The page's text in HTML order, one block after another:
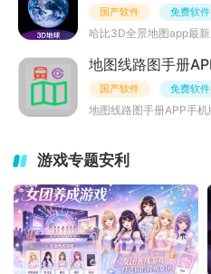
国产软件 免费软件
国产软件 免费软件
游戏专题安利